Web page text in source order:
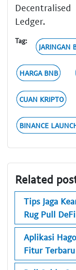
Ledger.
Tag:
JARINGAN
HARGA BNB
CUAN KRIPTO
BINANCE
Related
Tips Jaga
Rug Pull DeFi
Aplikasi
Fitur